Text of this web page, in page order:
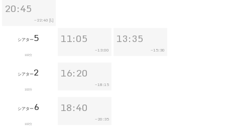
20:45
~ 22:40 [L]
シアター5
102分
11:05
~13:00
13:35
~15:30
シアター2
102分
16:20
~18:15
シアター 6
102分
18:40
~ 20:35